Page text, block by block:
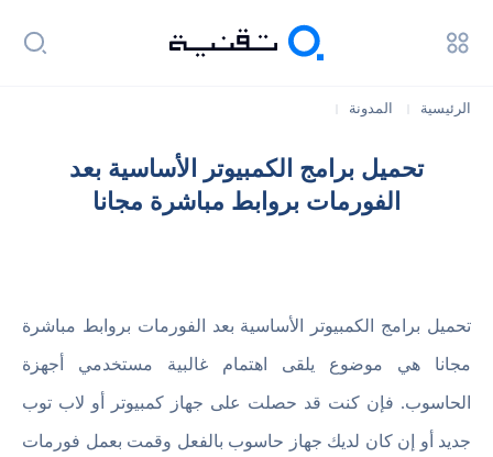
الرئيسية المدونة
تحميل برامج الكمبيوتر الأساسية بعد
الفورمات بروابط مباشرة مجانا
تحميل برامج الكمبيوتر الأساسية بعد الفورمات بروابط مباشرة
مجانا هي موضوع يلقى اهتمام غالبية مستخدمي أجهزة
الحاسوب. فإن كنت قد حصلت على جهاز كمبيوتر أو لاب توب
جديد أو إن كان لديك جهاز حاسوب بالفعل وقمت بعمل فورمات